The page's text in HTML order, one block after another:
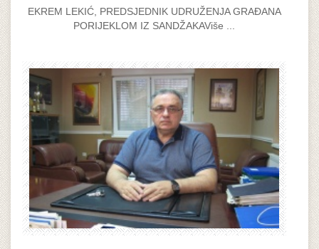
EKREM LEKIĆ, PREDSJEDNIK UDRUŽENJA GRAĐANA
PORIJEKLOM IZ SANDŽAKAViše ...